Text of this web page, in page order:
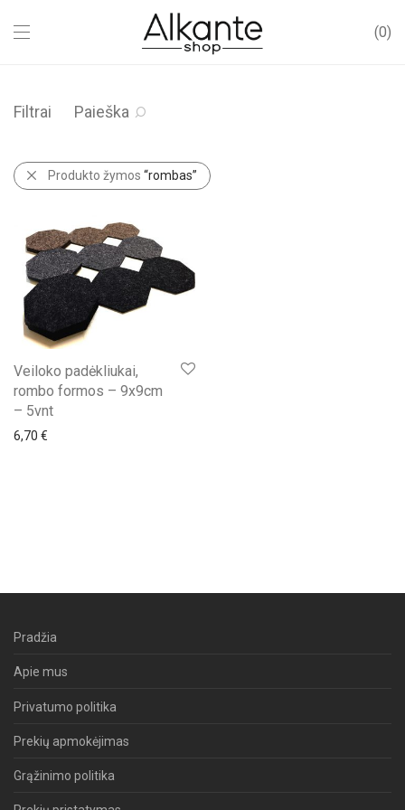
0
Filtrai Paieška
Produkto žymos “rombas”
Veiloko padėkliukai,
rombo formos – 9x9cm
– 5vnt
6,70 €
Pradžia
Apie mus
Privatumo politika
Prekių apmokėjimas
Grąžinimo politika